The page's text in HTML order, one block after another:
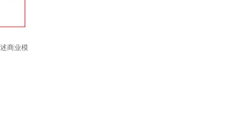
商业模